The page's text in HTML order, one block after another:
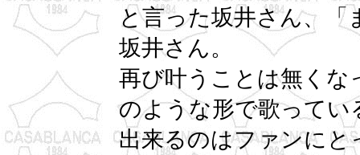
と言った坂井さん、
坂井さん。
再び叶うことは無く
のような形で歌ってい
出来るのはファンにと